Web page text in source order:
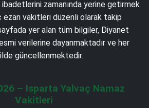
ibadetlerini zamanında yerine getirmek
ezan vakitleri düzenli olarak takip
yer alan tüm bilgiler, Diyanet
verilerine dayanmaktadır ve her
güncellenmektedir.
– Isparta Yalvaç Namaz
Vakitleri